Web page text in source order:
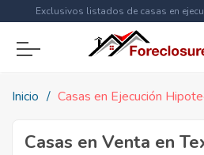
Exclusivos listados de casas en
ahora a
Inicio Casas en Ejecución
Casas en Venta en